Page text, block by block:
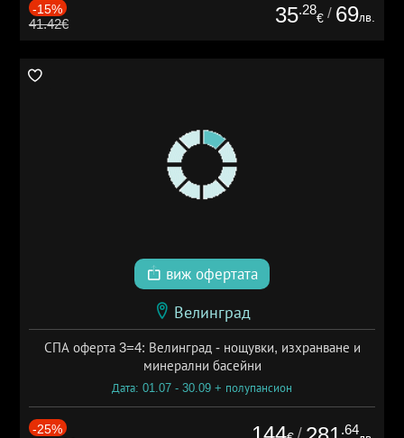
-15%
41.42€ 35.28
€ / 69лв.
виж офертата
Велинград
СПА оферта 3=4: Велинград - нощувки, изхранване и
минерални басейни
Дата: 01.07 - 30.09 + полупансион
-25% / .64